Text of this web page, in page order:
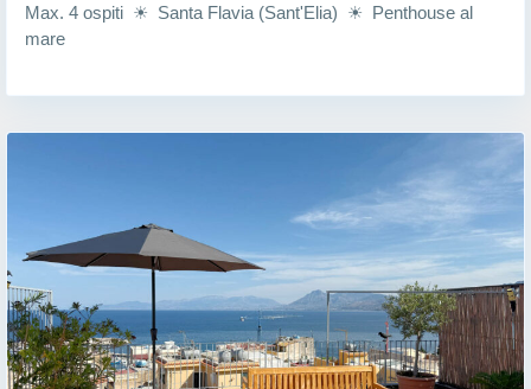
Max. 4 ospiti ☀ Santa Flavia (Sant'Elia) ☀ Penthouse al
mare